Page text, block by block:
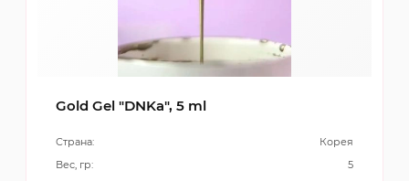
Gold Gel "DNKa", 5 ml
Страна:
Корея
Вес, гр:
5